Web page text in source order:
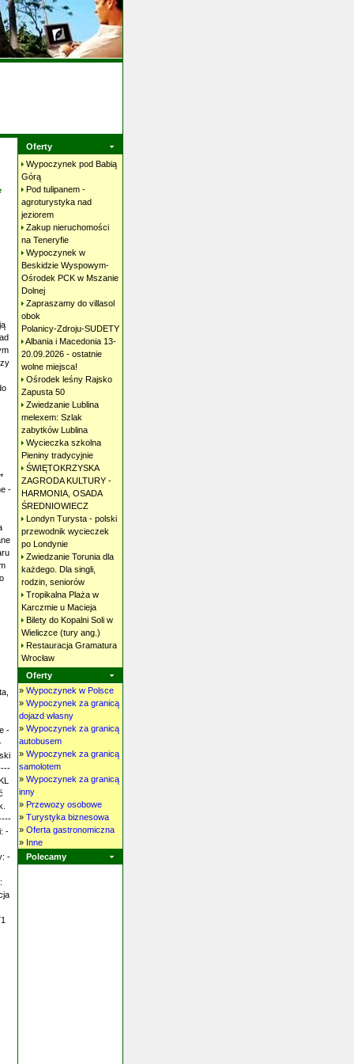
-
-
-
-
Oferty
Wypoczynek pod Babią
Górą
Pod tulipanem -
agroturystyka nad
jeziorem
Zakup nieruchomości
na Teneryfie
Wypoczynek w
Beskidzie Wyspowym-
Ośrodek PCK w Mszanie
Dolnej
Zapraszamy do villasol
obok
Polanicy-Zdroju-SUDETY
Albania i Macedonia 13-
20.09.2026 - ostatnie
wolne miejsca!
Ośrodek leśny Rajsko
Zapusta 50
Zwiedzanie Lublina
melexem: Szlak
zabytków Lublina
Wycieczka szkolna
Pieniny tradycyjnie
ŚWIĘTOKRZYSKA
ZAGRODA KULTURY -
HARMONIA, OSADA
ŚREDNIOWIECZ
Londyn Turysta - polski
przewodnik wycieczek
po Londynie
Zwiedzanie Torunia dla
każdego. Dla singli,
rodzin, seniorów
Tropikalna Plaża w
Karczmie u Macieja
Bilety do Kopalni Soli w
Wieliczce (tury ang.)
Restauracja Gramatura
Wrocław
Oferty
» Wypoczynek w Polsce
» Wypoczynek za granicą
dojazd własny
» Wypoczynek za granicą
autobusem
» Wypoczynek za granicą
samolotem
» Wypoczynek za granicą
inny
» Przewozy osobowe
» Turystyka biznesowa
» Oferta gastronomiczna
» Inne
Polecamy